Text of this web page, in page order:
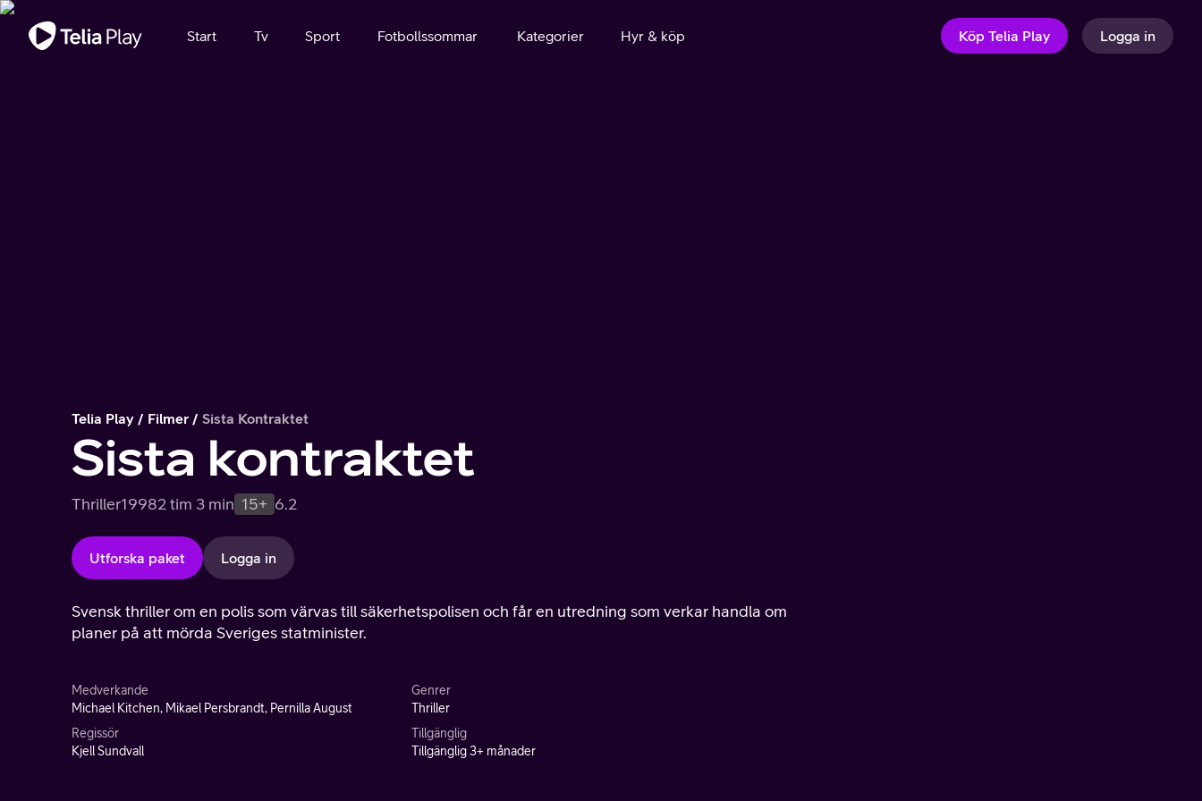
Viktigt meddelande
Start Tv Sport Fotbollssommar Kategorier Hyr & köp Köp Telia Play Logga in
Telia Play Filmer Sista Kontraktet
Sista kontraktet
Thriller19982 tim 3 min 15+ 6.2
Utforska paket Logga in
Svensk thriller om en polis som värvas till säkerhetspolisen och får en utredning som verkar handla om
planer på att mörda Sveriges statminister.
Medverkande
Michael Kitchen, Mikael Persbrandt, Pernilla August
Regissör
Kjell Sundvall
Genrer
Thriller
Tillgänglig
Tillgänglig 3+ månader